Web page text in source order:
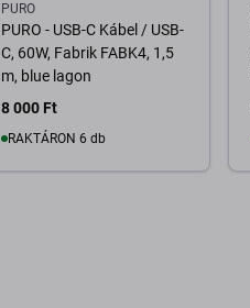
PURO
PURO - USB-C Kábel / USB-
C, 60W, Fabrik FABK4, 1,5
m, blue lagon
8 000 Ft
RAKTÁRON 6 db